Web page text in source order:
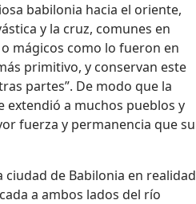
babilonia hacia el oriente,
y la cruz, comunes en
mágicos como lo fueron en
primitivo, y conservan este
partes”. De modo que la
extendió a muchos pueblos y
fuerza y permanencia que su
de Babilonia en realidad
a ambos lados del río